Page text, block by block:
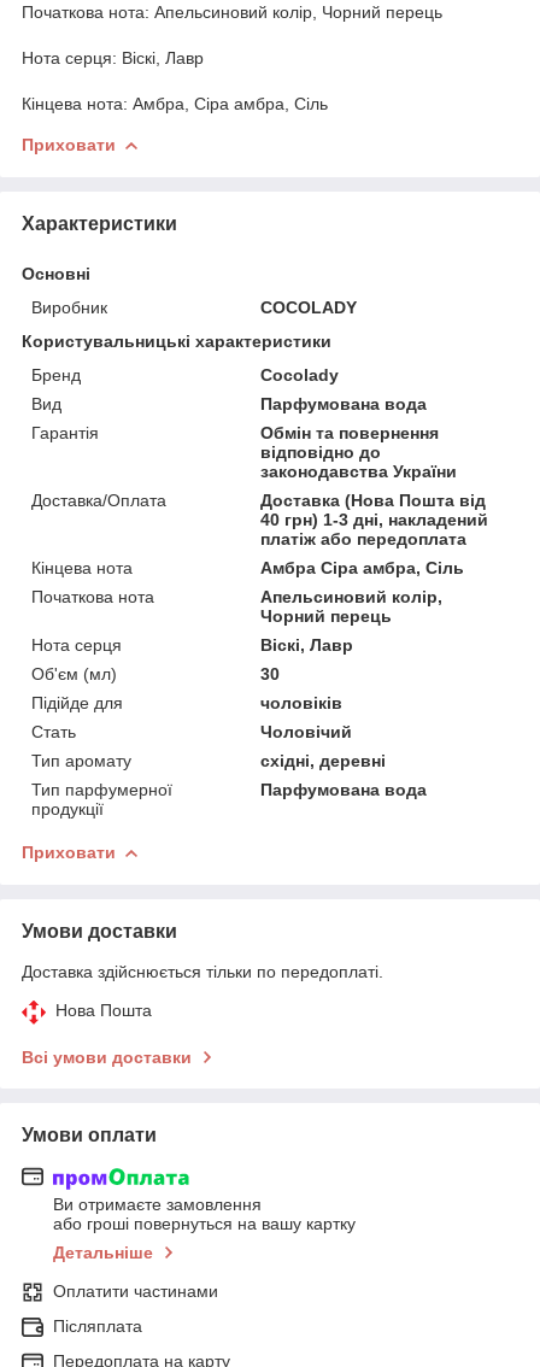
Початкова нота: Апельсиновий колір, Чорний перець
Нота серця: Віскі, Лавр
Кінцева нота: Амбра, Сіра амбра, Сіль
Приховати
Характеристики
Основні
Виробник
COCOLADY
Користувальницькі характеристики
Бренд
Cocolady
Вид
Парфумована вода
Гарантія
Обмін та повернення
відповідно до
законодавства України
Доставка/Оплата
Доставка (Нова Пошта від
40 грн) 1-3 дні, накладений
платіж або передоплата
Кінцева нота
Амбра Сіра амбра, Сіль
Початкова нота
Апельсиновий колір,
Чорний перець
Нота серця
Віскі, Лавр
Об'єм (мл)
30
Підійде для
чоловіків
Стать
Чоловічий
Тип аромату
східні, деревні
Тип парфумерної
продукції
Парфумована вода
Приховати
Умови доставки
Доставка здійснюється тільки по передоплаті.
Нова Пошта
Всі умови доставки
Умови оплати
Ви отримаєте замовлення
або гроші повернуться на вашу картку
Детальніше
Оплатити частинами
Післяплата
Передоплата на карту